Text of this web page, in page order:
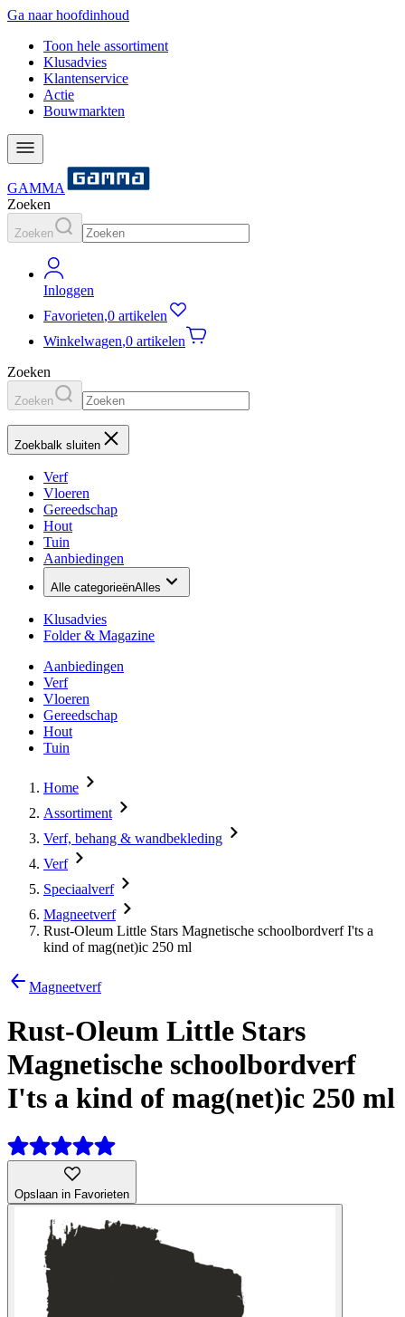
Ga naar hoofdinhoud
Toon hele assortiment
Klusadvies
Klantenservice
Actie
Bouwmarkten
GAMMA
Zoeken
Zoeken
Inloggen
Favorieten,0 artikelen
Winkelwagen,0 artikelen
Zoeken
Zoeken
Zoekbalk sluiten
Verf
Vloeren
Gereedschap
Hout
Tuin
Aanbiedingen
Alle categorieënAlles
Klusadvies
Folder & Magazine
Aanbiedingen
Verf
Vloeren
Gereedschap
Hout
Tuin
Home
Assortiment
Verf, behang & wandbekleding
Verf
Speciaalverf
Magneetverf
Rust-Oleum Little Stars Magnetische schoolbordverf I'ts a
kind of mag(net)ic 250 ml
Magneetverf
Rust-Oleum Little Stars
Magnetische schoolbordverf
I'ts a kind of mag(net)ic 250 ml
Opslaan in Favorieten